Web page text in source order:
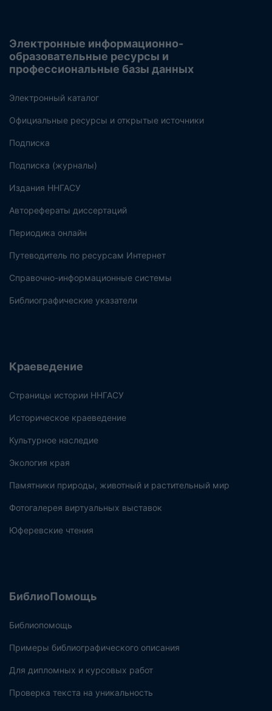
Электронные информационно-
образовательные ресурсы и
профессиональные базы данных
Электронный каталог
Официальные ресурсы и открытые источники
Подписка
Подписка (журналы)
Издания ННГАСУ
Авторефераты диссертаций
Периодика онлайн
Путеводитель по ресурсам Интернет
Справочно-информационные системы
Библиографические указатели
Краеведение
Страницы истории ННГАСУ
Историческое краеведение
Культурное наследие
Экология края
Памятники природы, животный и растительный мир
Фотогалерея виртуальных выставок
Юферевские чтения
БиблиоПомощь
Библиопомощь
Примеры библиографического описания
Для дипломных и курсовых работ
Проверка текста на уникальность